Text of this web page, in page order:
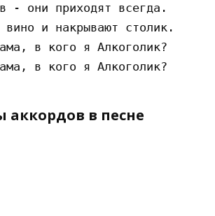
- они приходят всегда.
вино и накрывают столик.
в кого я Алкоголик?
аккордов в песне